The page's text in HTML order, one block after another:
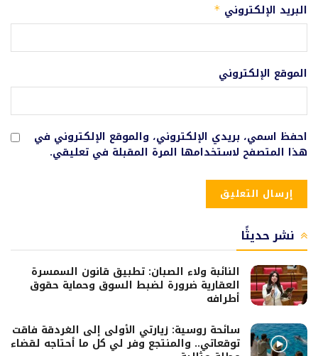
البريد الإلكتروني *
الموقع الإلكتروني
احفظ اسمي، بريدي الإلكتروني، والموقع الإلكتروني في
هذا المتصفح لاستخدامها المرة المقبلة في تعليقي.
نشر حديثًا
النائبة ولاء الصبان: تطبيق قانون السمسرة
العقارية ضرورة لضبط السوق وحماية حقوق
أطرافه
سائحة روسية: زيارتي الأولى إلى الغردقة فاقت
توقعاتي.. والمنتجع وفر لي كل ما أحتاجه لقضاء